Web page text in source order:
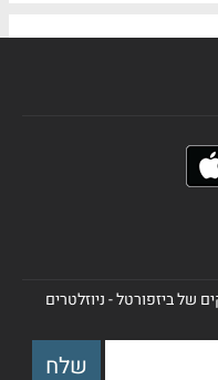
של ביזפורטל - ניוזלטרים